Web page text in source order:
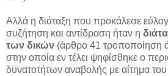
Αλλά η διάταξη που προκάλεσε
συζήτηση και αντίδραση ήταν η
των δικών (άρθρο 41 τροποποίηση
στην οποία εν τέλει ψηφίσθηκε ο
δυνατοτήτων αναβολής με αίτημα